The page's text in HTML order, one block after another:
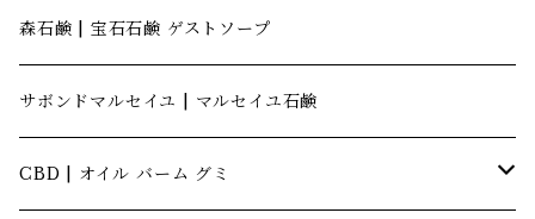
森石鹸 | 宝石石鹸 ゲストソープ
サボンドマルセイユ | マルセイユ石鹸
CBD | オイル バーム グミ